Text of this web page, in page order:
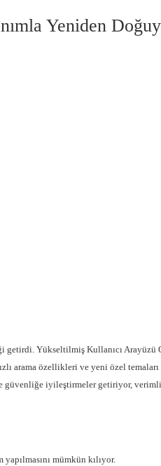
Yeniden
Yükseltilmiş Kullanıcı
özellikleri ve yeni özel
güvenliğe iyileştirmeler getiriyor,
mümkün kılıyor.